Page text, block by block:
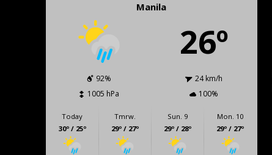
Manila
26º
92%
24 km/h
1005 hPa
100%
Today
30º / 25º
Tmrw.
29º / 27º
Sun. 9
29º / 28º
Mon. 10
29º / 27º